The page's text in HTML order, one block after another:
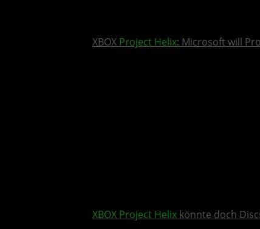
XBOX Project Helix: Microsoft will
XBOX Project Helix könnte doch